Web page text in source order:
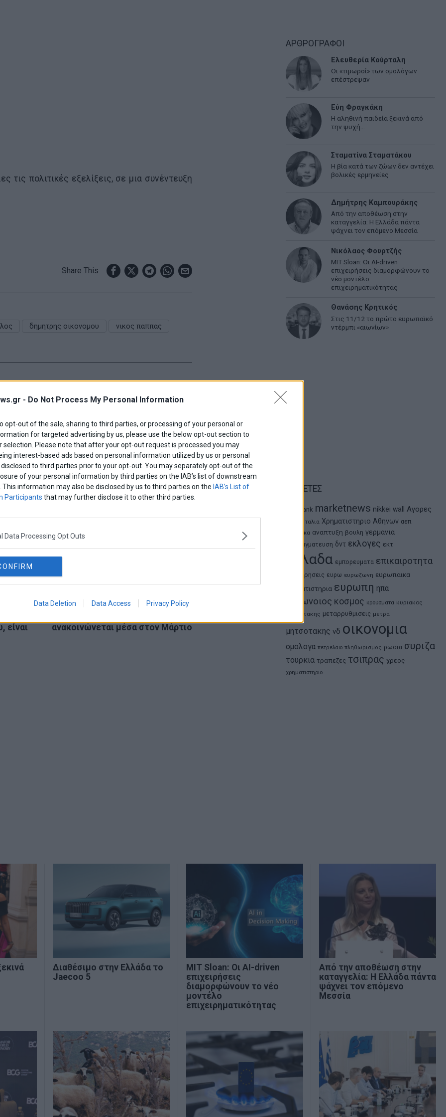
- Do Not Process My Personal Information
opt-out of the sale, sharing to third parties, or processing of your personal or
for targeted advertising by us, please use the below opt-out section to
selection. Please note that after your opt-out request is processed you may
interest-based ads based on personal information utilized by us or personal
to third parties prior to your opt-out. You may separately opt-out of the
of your personal information by third parties on the IAB’s list of downstream
This information may also be disclosed by us to third parties on the IAB’s List of
Participants that may further disclose it to other third parties.
Data Processing Opt Outs
Data Deletion Data Access Privacy Policy
τις πολιτικές εξελίξεις, σε μια συνέντευξη
Share This
δημητρης οικονομου
νικος παππας
για την
του ΣΥΡΙΖΑ
εκλογές: «Ο
δεν μπορεί να
Π. Μαρινάκης: «Ακούω
βερεσέ όσα λέει ο
Τσίπρας – Έβαλε πάνω
από τριάντα νέους
είναι
«Κλειδώνει» η αύξηση του
ανακοινώνεται μέσα στον Μάρτιο
ΑΡΘΡΟΓΡΑΦΟΙ
Ελευθερία Κούρταλη
Οι «τιμωροί» των ομολόγων
επέστρεψαν
Εύη Φραγκάκη
Η αληθινή παιδεία ξεκινά από
την ψυχή…
Σταματίνα Σταματάκου
Η βία κατά των ζώων δεν αντέχει
βολικές ερμηνείες
Δημήτρης Καμπουράκης
Από την αποθέωση στην
καταγγελία: Η Ελλάδα πάντα
ψάχνει τον επόμενο Μεσσία
Νικόλαος Φουρτζής
MIT Sloan: Οι AI-driven
επιχειρήσεις διαμορφώνουν το
νέο μοντέλο
επιχειρηματικότητας
Θανάσης Κρητικός
Στις 11/12 το πρώτο ευρωπαϊκό
ντέρμπι «αιωνίων»
ΕΤΙΚΕΤΕΣ
eurobank marketnews nikkei wall
Αγορες
Ιταλια Χρηματιστηριο Αθηνων αεπ
αθλητικα αναπτυξη βουλη γερμανια
διαπραγματευση δντ εκλογες εκτ
ελλαδα εμπορευματα επικαιροτητα
επιχειρησεις ευρω ευρωζωνη ευρωπαικα
χρηματιστηρια ευρωπη ηπα
κορωνοιος κοσμος κρουσματα κυριακος
μητσοτακης μεταρρυθμισεις μετρα
μητσοτακης νδ οικονομια
ομολογα πετρελαιο πληθωρισμος ρωσια συριζα
τουρκια τραπεζες τσιπρας χρεος
χρηματιστηριο
Διαθέσιμο στην Ελλάδα το
Jaecoo 5
MIT Sloan: Οι AI-driven
επιχειρήσεις
διαμορφώνουν το νέο
μοντέλο
επιχειρηματικότητας
Από την αποθέωση στην
καταγγελία: Η Ελλάδα πάντα
ψάχνει τον επόμενο
Μεσσία